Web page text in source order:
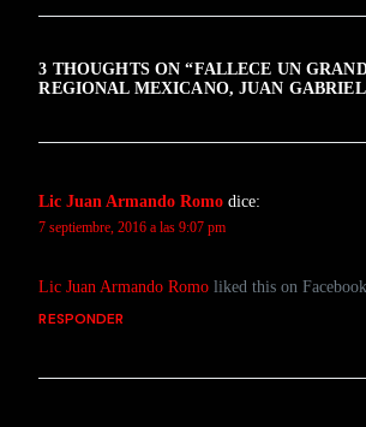
3 THOUGHTS ON “FALLECE UN
REGIONAL MEXICANO, JUAN
Lic Juan Armando Romo dice:
7 septiembre, 2016 a las 9:07 pm
Lic Juan Armando Romo liked this on
RESPONDER